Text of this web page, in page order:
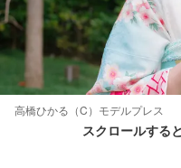
高橋ひかる（C）モデルプレス
スクロールする